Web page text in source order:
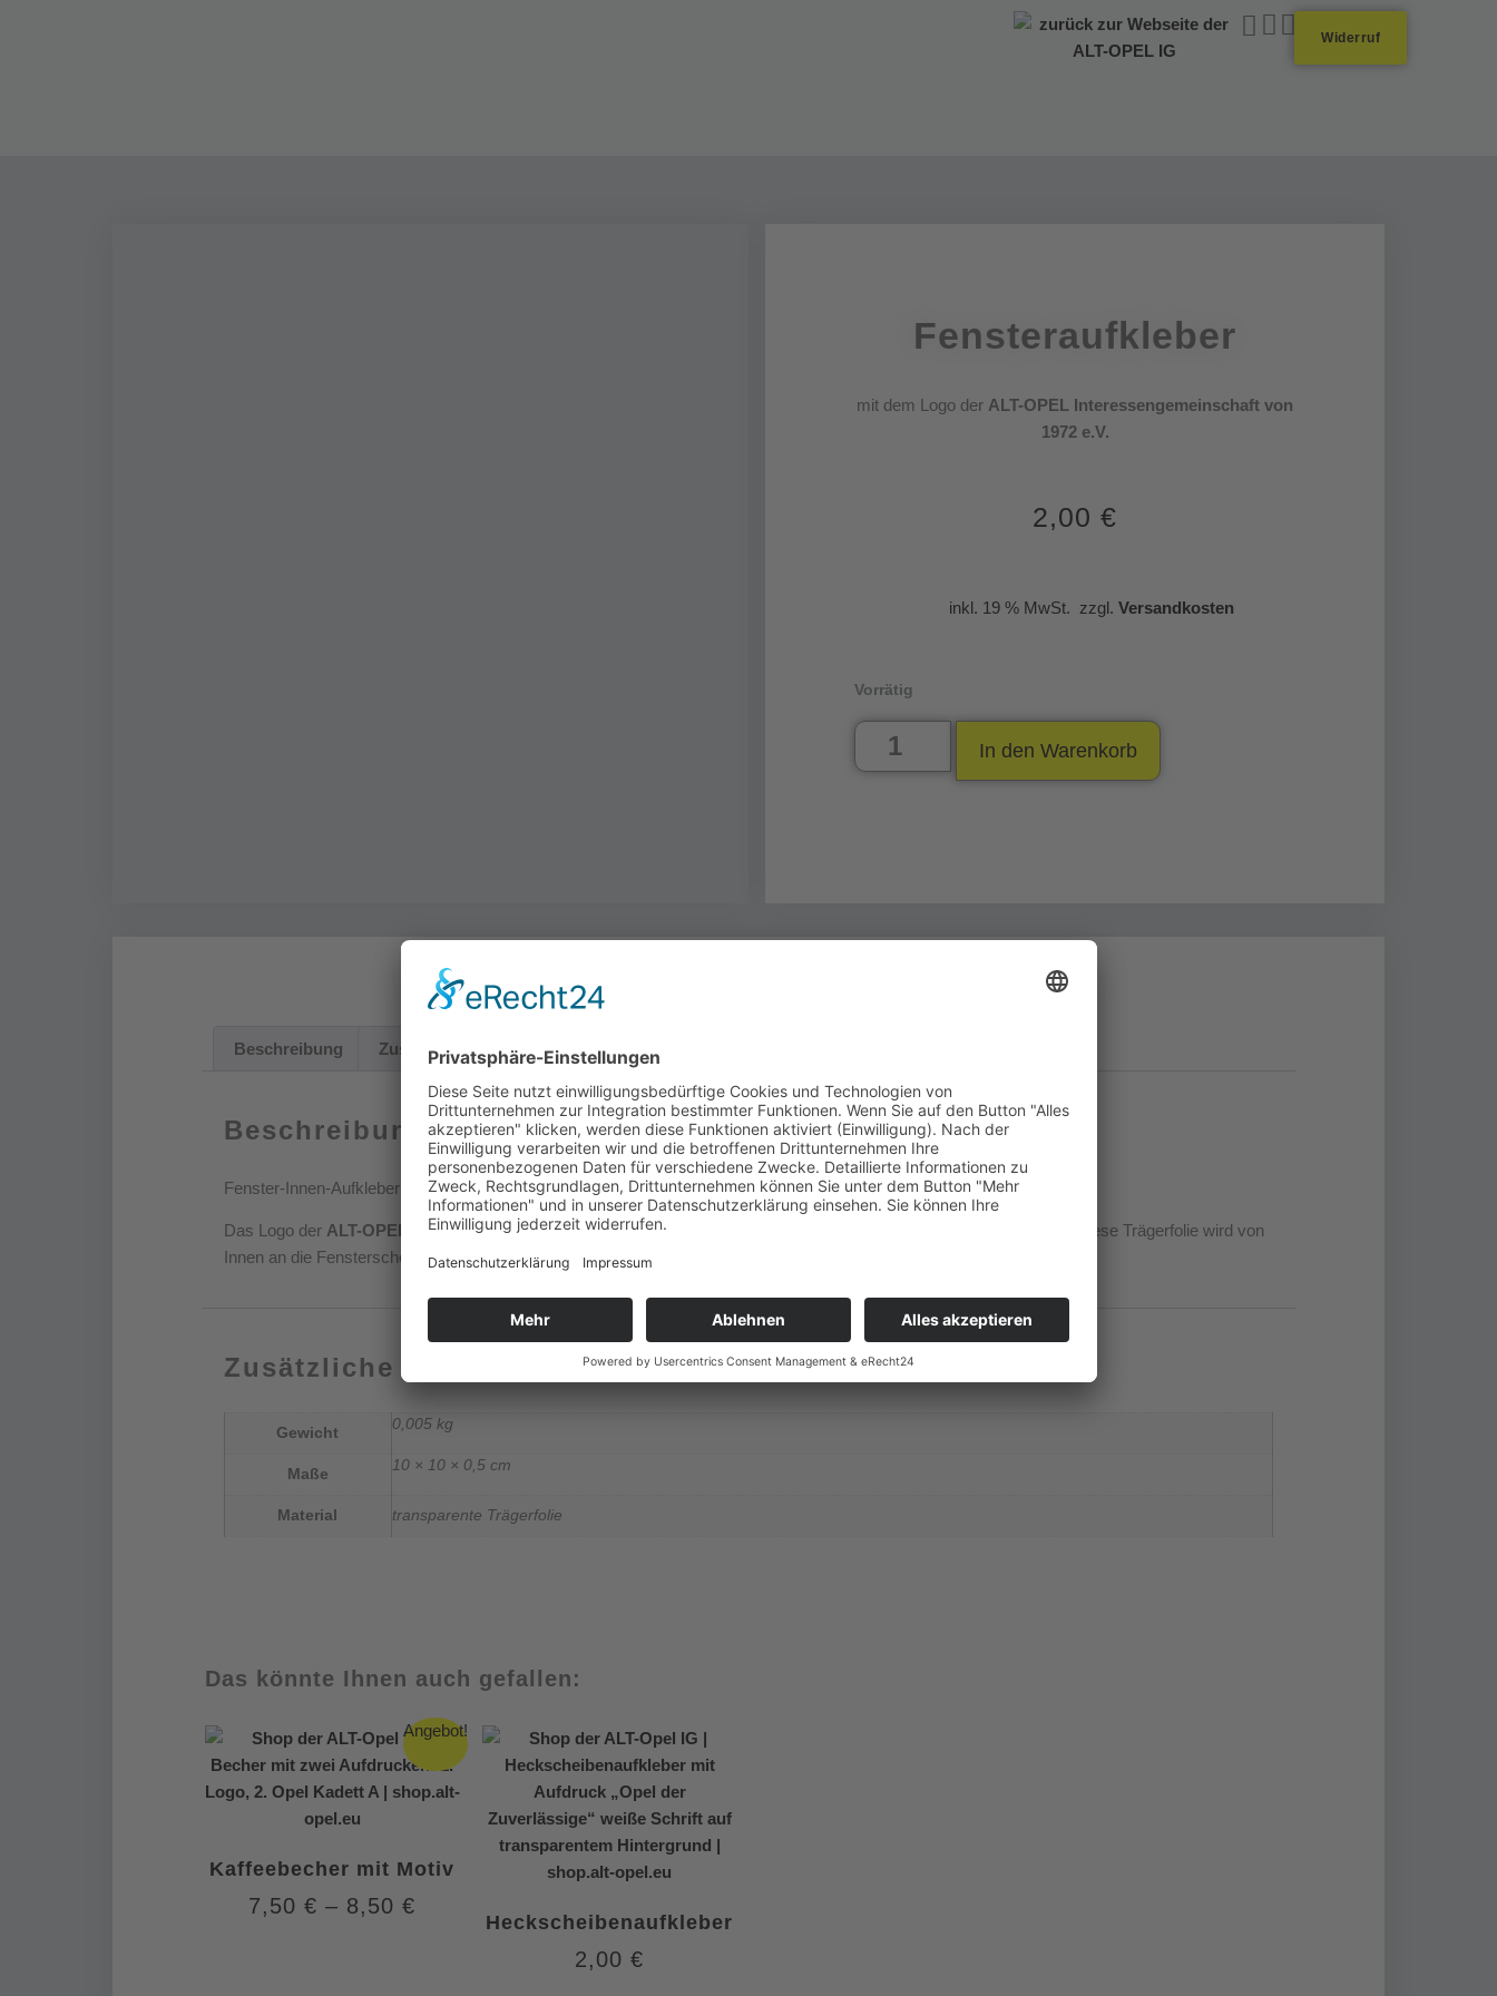
Widerruf
Fensteraufkleber
mit dem Logo der ALT-OPEL Interessengemeinschaft von
1972 e.V.
2,00€
inkl. 19 % MwSt. zzgl.Versandkosten
Vorrätig
In den Warenkorb
Beschreibung Zusätzliche Information
Beschreibung
Fenster-Innen-Aufkleber in den Maßen 71 mm x 71 mm.
Das Logo der ALT-OPEL Interessengemeinschaft von 1972 e.V.
ist auf einer transparenten Trägerfolie aufgebracht. Diese Trägerfolie wird von
Innen an die Fensterscheibe geklebt – der Aufkleber ist somit vor Wind und Wetter geschützt.
Zusätzliche Information
Gewicht
0,005 kg
Maße
10 × 10 × 0,5 cm
Material transparente Trägerfolie
Das könnte Ihnen auch gefallen:
Angebot!
Kaffeebecher mit Motiv
7,50€ – 8,50€
Heckscheibenaufkleber
2,00€